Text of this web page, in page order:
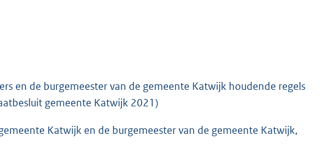
en de burgemeester van de gemeente Katwijk houdende regels
gemeente Katwijk 2021)
Katwijk en de burgemeester van de gemeente Katwijk,